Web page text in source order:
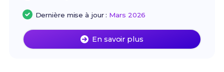
Dernière mise à jour : Mars 2026
En savoir plus